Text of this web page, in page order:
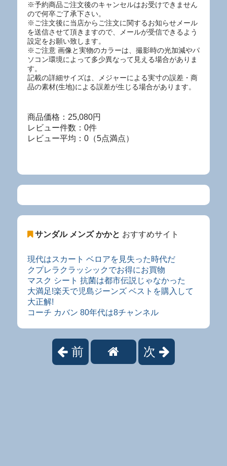
※予約商品ご注文後のキャンセルはお受けできません
ので何卒ご了承下さい。
※ご注文後に当店からご注文に関するお知らせメール
を送信させて頂きますので、メールが受信できるよう
設定をお願い致します。
※ご注意 画像と実物のカラーは、撮影時の光加減やパ
ソコン環境によって多少異なって見える場合がありま
す。
記載の詳細サイズは、メジャーによる実寸の誤差・商
品の素材(生地)による誤差が生じる場合があります。
商品価格：25,080円
レビュー件数：0件
レビュー平均：0（5点満点）
サンダル メンズ かかと おすすめサイト
現代はスカート ベロアを見失った時代だ
クプレラクラッシックでお得にお買物
マスク シート 抗菌は都市伝説じゃなかった
大満足!楽天で児島ジーンズ ベストを購入して
大正解!
コーチ カバン 80年代は8チャンネル
前 次